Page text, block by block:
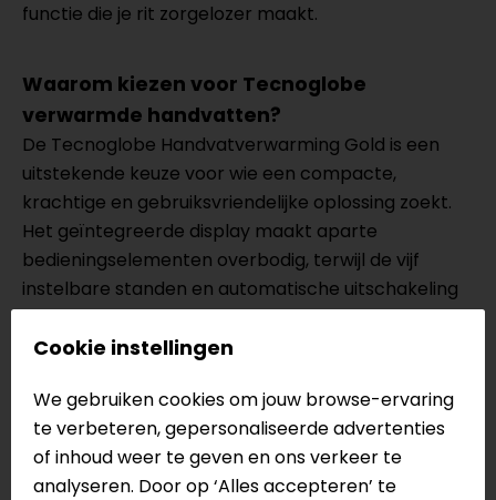
functie die je rit zorgelozer maakt.
Waarom kiezen voor Tecnoglobe
verwarmde handvatten?
De Tecnoglobe Handvatverwarming Gold is een
uitstekende keuze voor wie een compacte,
krachtige en gebruiksvriendelijke oplossing zoekt.
Het geïntegreerde display maakt aparte
bedieningselementen overbodig, terwijl de vijf
instelbare standen en automatische uitschakeling
zorgen voor maximaal gemak en veiligheid.
Specificaties van de Tecnoglobe
Handvatverwarming
Verwarmde handvatten
Geïntegreerd display linker handvat
Cookie instellingen
We gebruiken cookies om jouw browse-ervaring
te verbeteren, gepersonaliseerde advertenties
of inhoud weer te geven en ons verkeer te
analyseren. Door op ‘Alles accepteren’ te